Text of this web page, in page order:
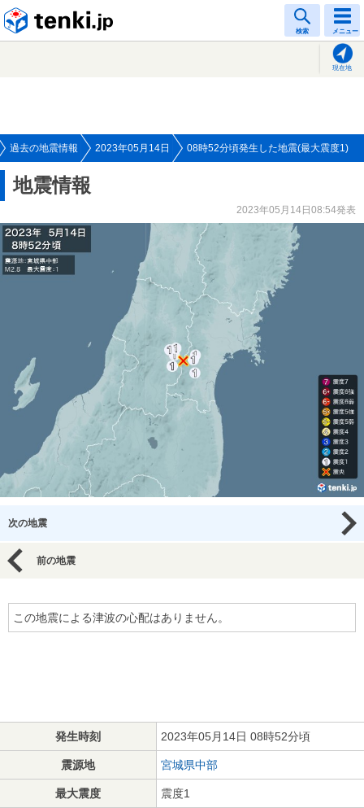
検索 メニュー
現在地
過去の地震情報 2023年05月14日 08時52分頃発生した地震(最大震度1)
地震情報
2023年05月14日08:54発表
次の地震
前の地震
この地震による津波の心配はありません。
発生時刻 2023年05月14日 08時52分頃
震源地 宮城県中部
最大震度 震度1